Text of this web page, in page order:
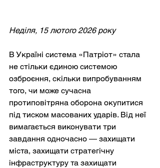
Неділя, 15 лютого 2026 року
В Україні система «Патріот» стала
не стільки єдиною системою
озброєння, скільки випробуванням
того, чи може сучасна
протиповітряна оборона окупитися
під тиском масованих ударів. Від неї
вимагається виконувати три
завдання одночасно — захищати
міста, захищати стратегічну
інфраструктуру та захищати